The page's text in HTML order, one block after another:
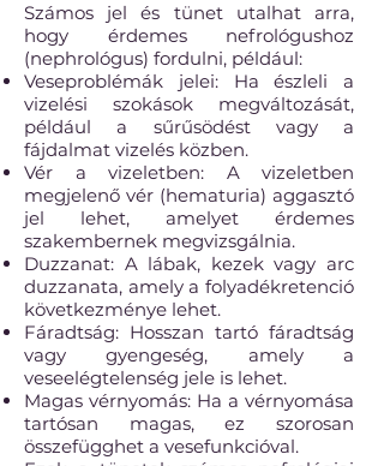
Számos jel és tünet utalhat arra,
hogy érdemes nefrológushoz
(nephrológus) fordulni, például:
Veseproblémák jelei: Ha észleli a
vizelési szokások megváltozását,
például a sűrűsödést vagy a
fájdalmat vizelés közben.
Vér a vizeletben: A vizeletben
megjelenő vér (hematuria) aggasztó
jel lehet, amelyet érdemes
szakembernek megvizsgálnia.
Duzzanat: A lábak, kezek vagy arc
duzzanata, amely a folyadékretenció
következménye lehet.
Fáradtság: Hosszan tartó fáradtság
vagy gyengeség, amely a
veseelégtelenség jele is lehet.
Magas vérnyomás: Ha a vérnyomása
tartósan magas, ez szorosan
összefügghet a vesefunkcióval.